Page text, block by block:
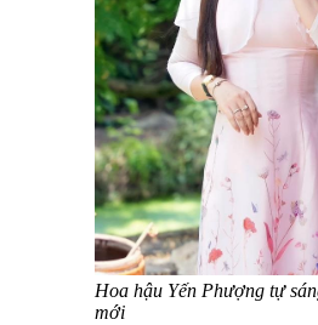
Hoa hậu Yến Phượng tự
mới